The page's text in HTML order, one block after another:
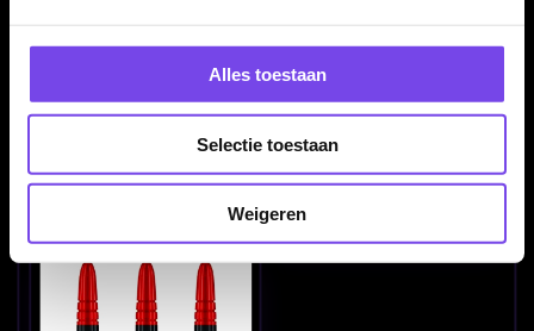
Alles toestaan
Selectie toestaan
Weigeren
Winmau Vecta Zwart
Goud - Dart Shafts
Winmau Vecta Zwart
Oranje - Dart Shafts
€ 2.95